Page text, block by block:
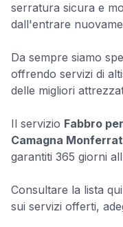
serratura sicura e
dall'entrare
Da sempre siamo
offrendo servizi di
delle migliori
Il servizio Fabbro
Camagna
garantiti 365 giorni
Consultare la lista
sui servizi offerti,